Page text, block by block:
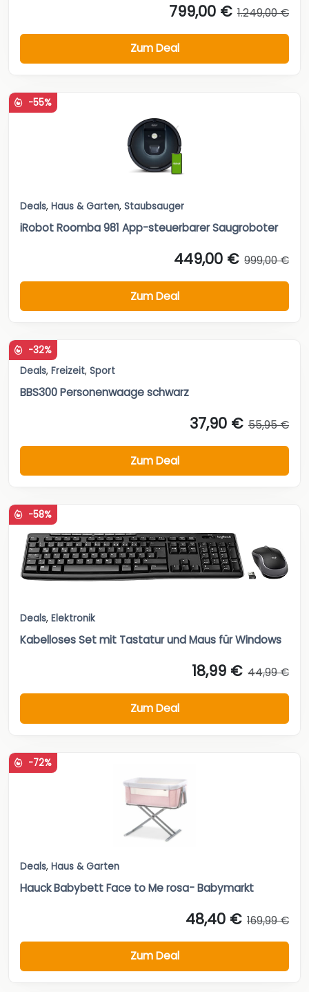
799,00 € 1.249,00 €
Zum Deal
-55%
Deals, Haus & Garten, Staubsauger
iRobot Roomba 981 App-steuerbarer Saugroboter
449,00 € 999,00 €
Zum Deal
-32%
Deals, Freizeit, Sport
BBS300 Personenwaage schwarz
37,90 € 55,95 €
Zum Deal
-58%
Deals, Elektronik
Kabelloses Set mit Tastatur und Maus für Windows
18,99 € 44,99 €
Zum Deal
-72%
Deals, Haus & Garten
Hauck Babybett Face to Me rosa- Babymarkt
48,40 € 169,99 €
Zum Deal